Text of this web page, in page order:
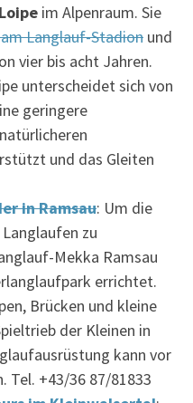
im Alpenraum. Sie
Langlauf-Stadion und
vier bis acht Jahren.
unterscheidet sich von
geringere
und das Gleiten
in Ramsau: Um die
zu
Mekka Ramsau
errichtet.
Brücken und kleine
der Kleinen in
kann vor
Tel. +43/36 87/81833